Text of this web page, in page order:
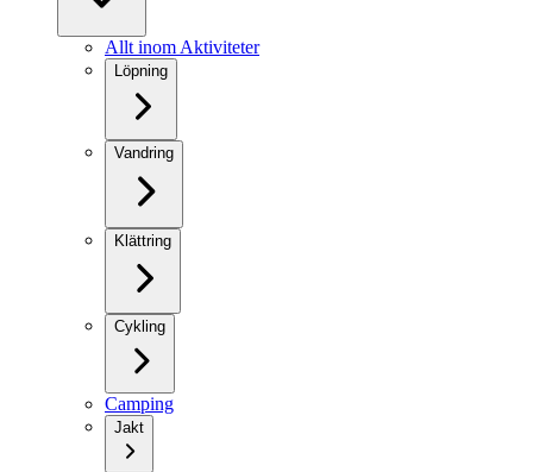
Allt inom Aktiviteter
Löpning
Vandring
Klättring
Cykling
Camping
Jakt